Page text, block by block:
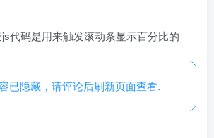
代码是用来触发滚动条显示百分比的
已隐藏，请评论后刷新页面查看.